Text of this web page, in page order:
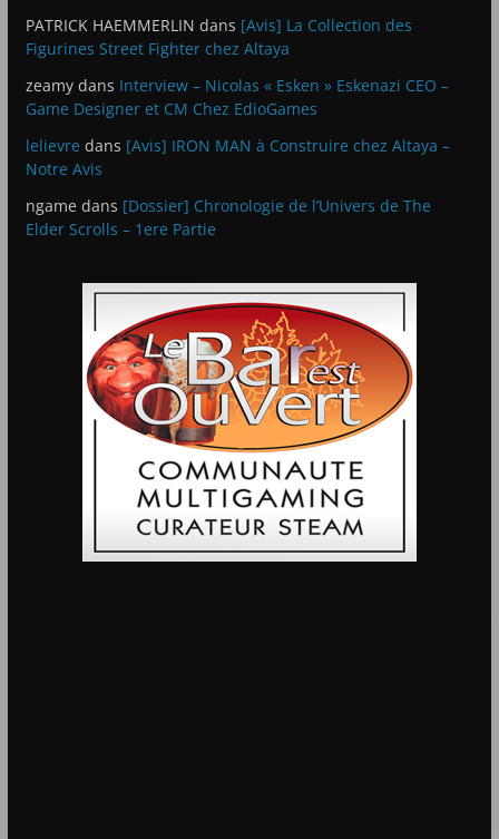
PATRICK HAEMMERLIN dans [Avis] La Collection des
Figurines Street Fighter chez Altaya
zeamydans Interview – Nicolas « Esken » Eskenazi CEO –
Game Designer et CM Chez EdioGames
lelievre dans [Avis] IRON MAN à Construire chez Altaya –
Notre Avis
ngame dans [Dossier] Chronologie de l’Univers de The
Elder Scrolls – 1ere Partie